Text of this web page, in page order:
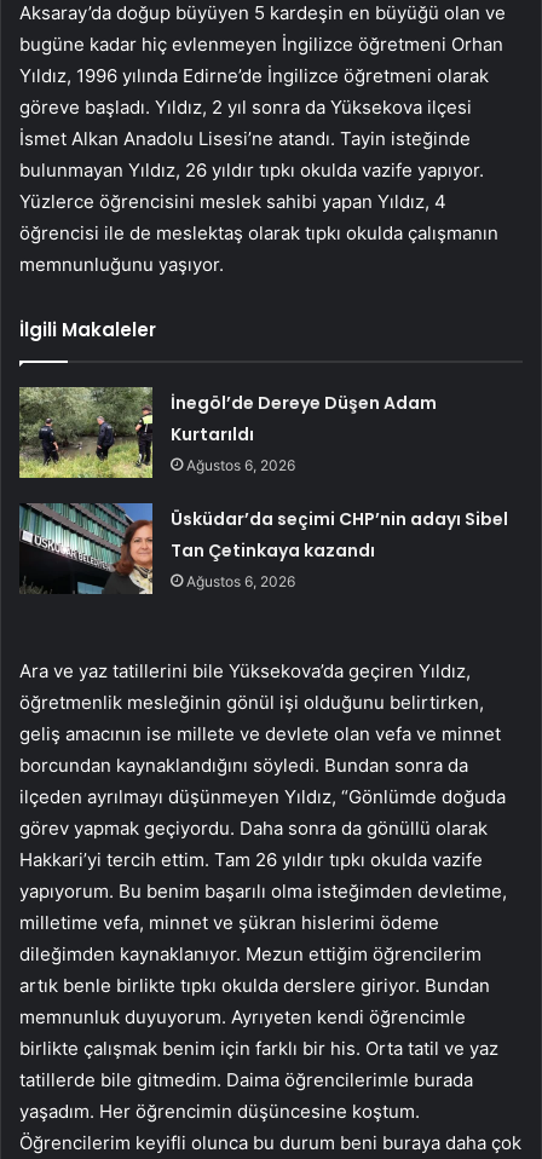
Aksaray’da doğup büyüyen 5 kardeşin en büyüğü olan ve
bugüne kadar hiç evlenmeyen İngilizce öğretmeni Orhan
Yıldız, 1996 yılında Edirne’de İngilizce öğretmeni olarak
göreve başladı. Yıldız, 2 yıl sonra da Yüksekova ilçesi
İsmet Alkan Anadolu Lisesi’ne atandı. Tayin isteğinde
bulunmayan Yıldız, 26 yıldır tıpkı okulda vazife yapıyor.
Yüzlerce öğrencisini meslek sahibi yapan Yıldız, 4
öğrencisi ile de meslektaş olarak tıpkı okulda çalışmanın
memnunluğunu yaşıyor.
İlgili Makaleler
İnegöl’de Dereye Düşen Adam
Kurtarıldı
Ağustos 6, 2026
Üsküdar’da seçimi CHP’nin adayı Sibel
Tan Çetinkaya kazandı
Ağustos 6, 2026
Ara ve yaz tatillerini bile Yüksekova’da geçiren Yıldız,
öğretmenlik mesleğinin gönül işi olduğunu belirtirken,
geliş amacının ise millete ve devlete olan vefa ve minnet
borcundan kaynaklandığını söyledi. Bundan sonra da
ilçeden ayrılmayı düşünmeyen Yıldız, “Gönlümde doğuda
görev yapmak geçiyordu. Daha sonra da gönüllü olarak
Hakkari’yi tercih ettim. Tam 26 yıldır tıpkı okulda vazife
yapıyorum. Bu benim başarılı olma isteğimden devletime,
milletime vefa, minnet ve şükran hislerimi ödeme
dileğimden kaynaklanıyor. Mezun ettiğim öğrencilerim
artık benle birlikte tıpkı okulda derslere giriyor. Bundan
memnunluk duyuyorum. Ayrıyeten kendi öğrencimle
birlikte çalışmak benim için farklı bir his. Orta tatil ve yaz
tatillerde bile gitmedim. Daima öğrencilerimle burada
yaşadım. Her öğrencimin düşüncesine koştum.
Öğrencilerim keyifli olunca bu durum beni buraya daha çok